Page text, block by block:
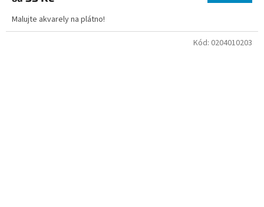
Malujte akvarely na plátno!
Kód: 0204010203